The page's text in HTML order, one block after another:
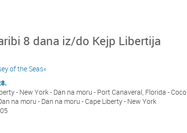
8 dana iz/do Kejp Libertija
of the Seas«
- New York - Dan na moru - Port Canaveral, Florida - Coco
na moru - Dan na moru - Cape Liberty - New York